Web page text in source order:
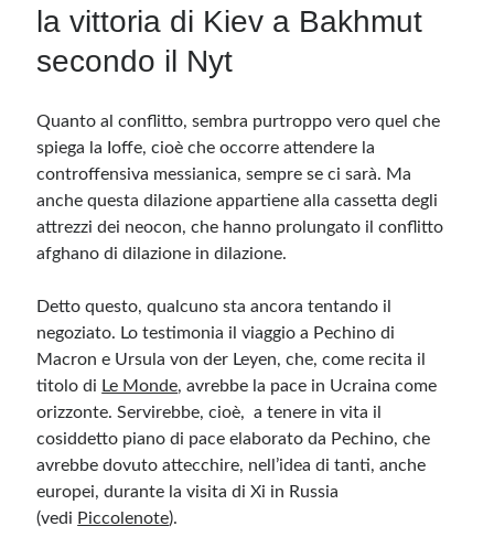
la vittoria di Kiev a Bakhmut
secondo il Nyt
Quanto al conflitto, sembra purtroppo vero quel che
spiega la Ioffe, cioè che occorre attendere la
controffensiva messianica, sempre se ci sarà. Ma
anche questa dilazione appartiene alla cassetta degli
attrezzi dei neocon, che hanno prolungato il conflitto
afghano di dilazione in dilazione.
Detto questo, qualcuno sta ancora tentando il
negoziato. Lo testimonia il viaggio a Pechino di
Macron e Ursula von der Leyen, che, come recita il
titolo di Le Monde, avrebbe la pace in Ucraina come
orizzonte. Servirebbe, cioè, a tenere in vita il
cosiddetto piano di pace elaborato da Pechino, che
avrebbe dovuto attecchire, nell’idea di tanti, anche
europei, durante la visita di Xi in Russia
(vedi Piccolenote).